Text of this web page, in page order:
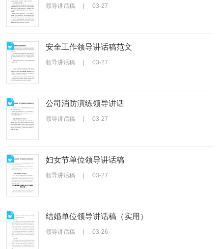
领导讲话稿 | 03-27
安全工作领导讲话稿范文
领导讲话稿 | 03-27
公司消防演练领导讲话
领导讲话稿 | 03-27
妇女节单位领导讲话稿
领导讲话稿 | 03-27
结婚单位领导讲话稿（实用）
领导讲话稿 | 03-26